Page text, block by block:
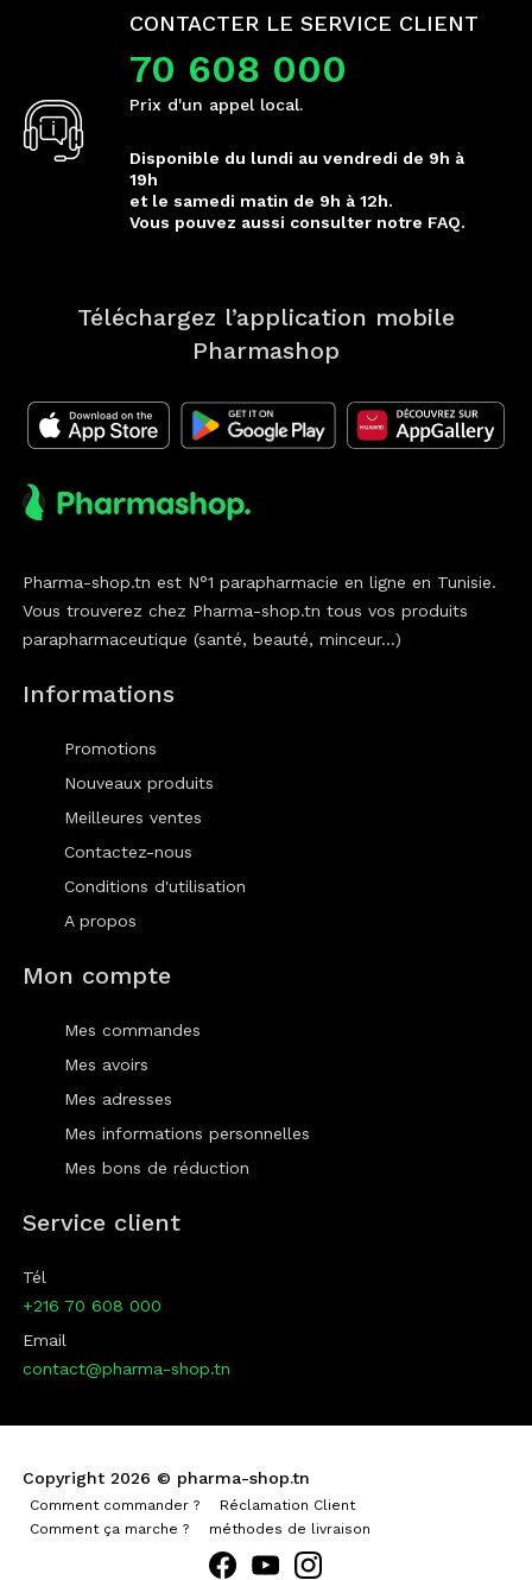
CONTACTER LE SERVICE CLIENT
70 608 000
Prix d'un appel local.
Disponible du lundi au vendredi de 9h à
19h
et le samedi matin de 9h à 12h.
Vous pouvez aussi consulter notre FAQ.
Téléchargez l’application mobile
Pharmashop
Pharma-shop.tn est N°1 parapharmacie en ligne en Tunisie.
Vous trouverez chez Pharma-shop.tn tous vos produits
parapharmaceutique (santé, beauté, minceur...)
Informations
Promotions
Nouveaux produits
Meilleures ventes
Contactez-nous
Conditions d'utilisation
A propos
Mon compte
Mes commandes
Mes avoirs
Mes adresses
Mes informations personnelles
Mes bons de réduction
Service client
Tél
+216 70 608 000
Email
contact@pharma-shop.tn
Copyright 2026 © pharma-shop.tn
Comment commander ?
Réclamation Client
Comment ça marche ?
méthodes de livraison